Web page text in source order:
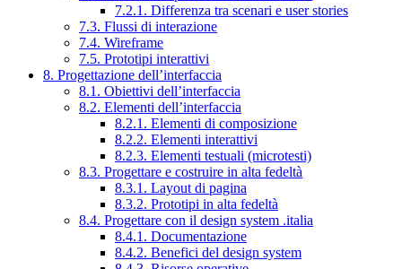
7.2.1. Differenza tra scenari e user stories
7.3. Flussi di interazione
7.4. Wireframe
7.5. Prototipi interattivi
8. Progettazione dell’interfaccia
8.1. Obiettivi dell’interfaccia
8.2. Elementi dell’interfaccia
8.2.1. Elementi di composizione
8.2.2. Elementi interattivi
8.2.3. Elementi testuali (microtesti)
8.3. Progettare e costruire in alta fedeltà
8.3.1. Layout di pagina
8.3.2. Prototipi in alta fedeltà
8.4. Progettare con il design system .italia
8.4.1. Documentazione
8.4.2. Benefici del design system